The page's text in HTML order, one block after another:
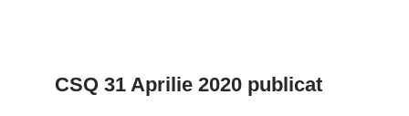
CSQ 31 Aprilie 2020 publicat